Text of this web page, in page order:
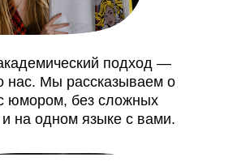
подход —
нас. Мы рассказываем о
юмором, без сложных
на одном языке с вами.